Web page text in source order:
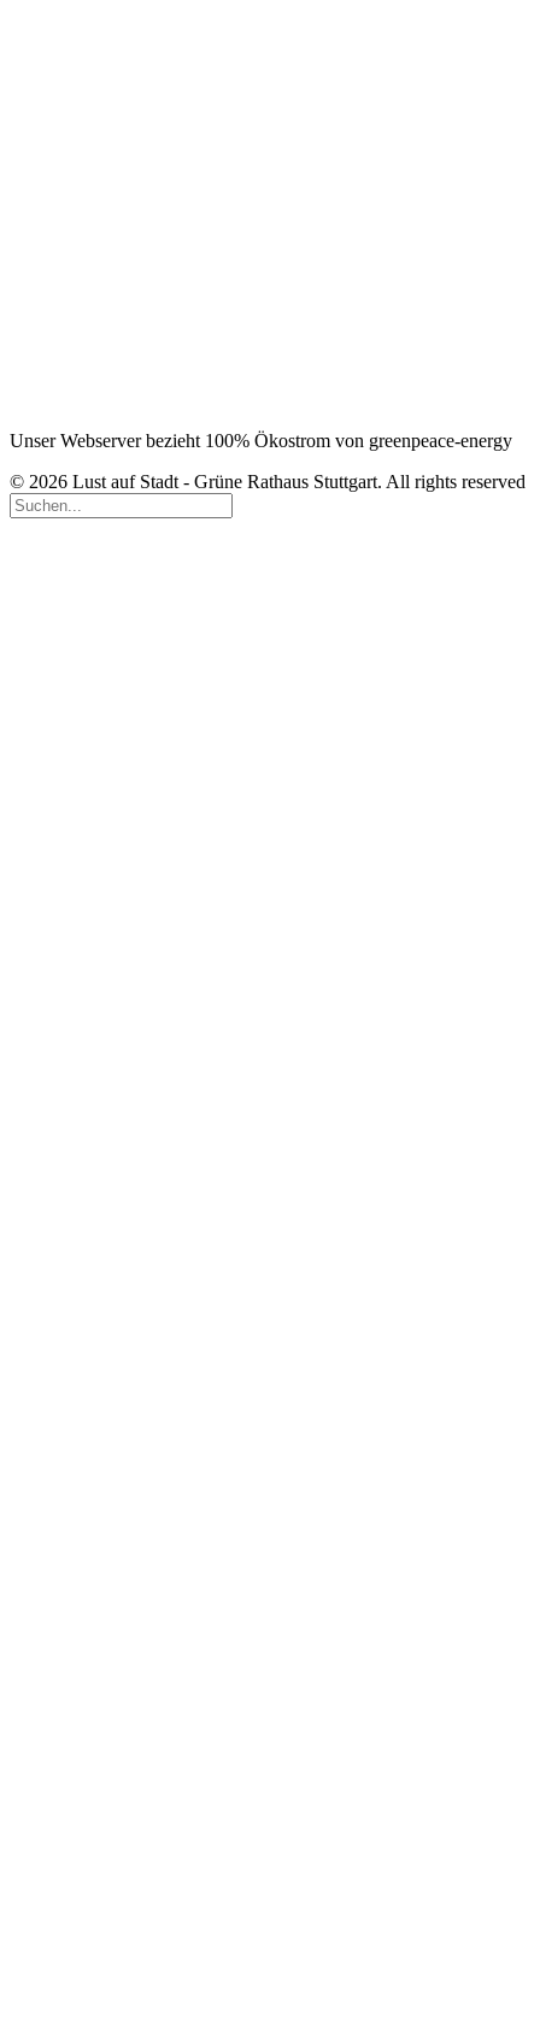
Unser Webserver bezieht 100% Ökostrom von greenpeace-energy
© 2026 Lust auf Stadt - Grüne Rathaus Stuttgart. All rights reserved